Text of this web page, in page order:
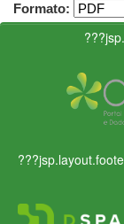
Formato: